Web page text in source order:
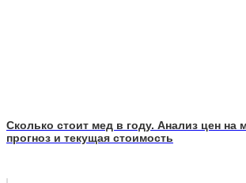
Сколько стоит мед в году. Анализ цен на
прогноз и текущая стоимость